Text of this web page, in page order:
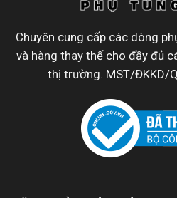
Chuyên cung cấp các dòng
và hàng thay thế cho đầy đủ
thị trường. MST/ĐKKD/